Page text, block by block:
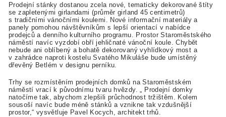
Prodejní stánky dostanou zcela nové, tematicky dekorované štíty
se zapletenými girlandami (průměr girland 45 centimetrů)
s tradičními vánočními koulemi. Nové informační materiály a
panely pomohou návštěvníkům s lepší orientací v nabídce
prodejců a denního kulturního programu. Prostor Staroměstského
náměstí navíc vyzdobí obří jehličnaté vánoční koule. Chybět
nebude ani oblíbený a bohatě dekorovaný vyhlídkový most a
v zahrádce naproti kostelu Svatého Mikuláše bude umístěný
dřevěný Betlém v designu perníku.
Trhy se rozmístěním prodejních domků na Staroměstském
náměstí vrací k původnímu tvaru hvězdy. „ Prodejní domky
natočíme tak, abychom zlepšili průchodnost tržištěm. Kolem
sousoší navíc bude méně stánků a vznikne tak vzdušnější
prostor,“ vysvětluje Pavel Kocych, architekt trhů.